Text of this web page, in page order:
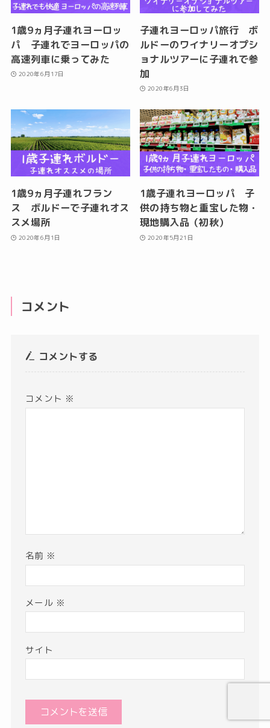
1歳9ヵ月子連れヨーロッ
パ 子連れでヨーロッパの
高速列車に乗ってみた
2020年6月17日
子連れヨーロッパ旅行 ボ
ルドーのワイナリーオプシ
ョナルツアーに子連れで参
加
2020年6月3日
1歳9ヵ月子連れフラン
ス ボルドーで子連れオス
スメ場所
2020年6月1日
1歳子連れヨーロッパ 子
供の持ち物と重宝した物・
現地購入品（初秋）
2020年5月21日
コメント
コメントする
コメント ※
名前 ※
メール ※
サイト